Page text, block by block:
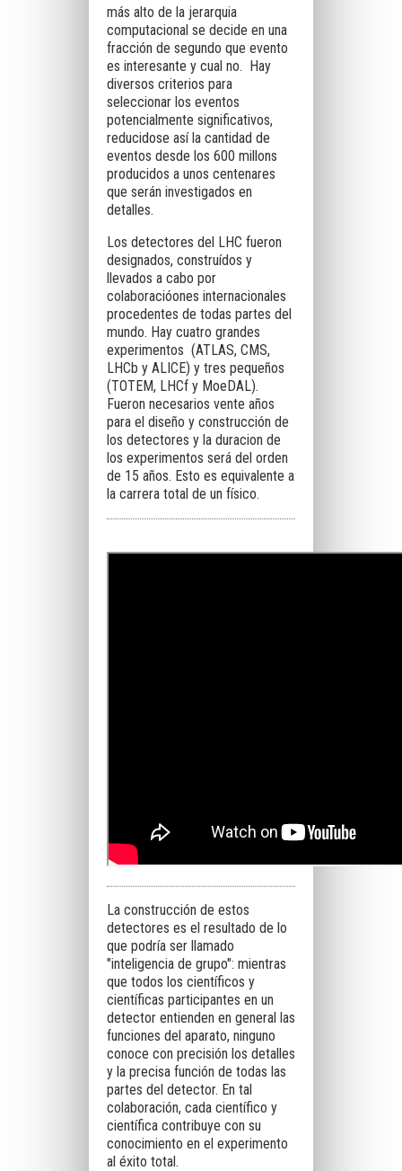
más alto de la jerarquia
computacional se decide en una
fracción de segundo que evento
es interesante y cual no. Hay
diversos criterios para
seleccionar los eventos
potencialmente significativos,
reducidose así la cantidad de
eventos desde los 600 millons
producidos a unos centenares
que serán investigados en
detalles.
Los detectores del LHC fueron
designados, construídos y
llevados a cabo por
colaboracióones internacionales
procedentes de todas partes del
mundo. Hay cuatro grandes
experimentos (ATLAS, CMS,
LHCb y ALICE) y tres pequeños
(TOTEM, LHCf y MoeDAL).
Fueron necesarios vente años
para el diseño y construcción de
los detectores y la duracion de
los experimentos será del orden
de 15 años. Esto es equivalente a
la carrera total de un físico.
La construcción de estos
detectores es el resultado de lo
que podría ser llamado
"inteligencia de grupo": mientras
que todos los científicos y
científicas participantes en un
detector entienden en general las
funciones del aparato, ninguno
conoce con precisión los detalles
y la precisa función de todas las
partes del detector. En tal
colaboración, cada científico y
científica contribuye con su
conocimiento en el experimento
al éxito total.